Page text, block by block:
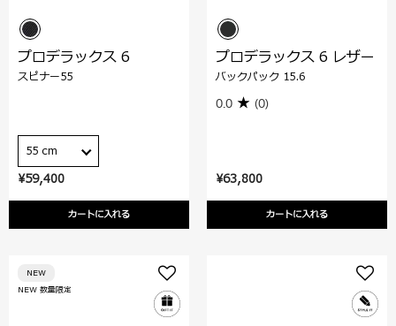
¥59,400
カートに入れる
プロデラックス 6
スピナー55
55 cm
¥63,800
カートに入れる
プロデラックス 6 レザー
バックパック 15.6
0.0 (0)
NEW 数量限定
NEW